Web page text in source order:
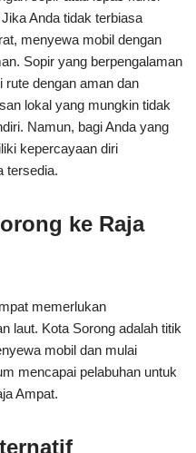
Anda tidak terbiasa
menyewa mobil dengan
Sopir yang berpengalaman
rute dengan aman dan
lokal yang mungkin tidak
Namun, bagi Anda yang
kepercayaan diri
tersedia.
ke Raja
memerlukan
laut. Kota Sorong adalah titik
mobil dan mulai
mencapai pelabuhan untuk
Ampat.